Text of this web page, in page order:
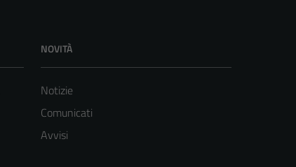
NOVITÀ
Notizie
Comunicati
Avvisi